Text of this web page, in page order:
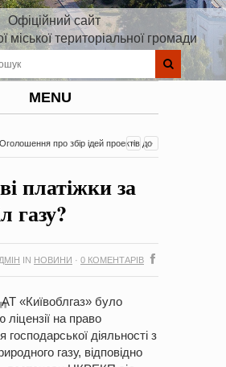
Офіційний сайт
міської територіальної громади
MENU
Оголошення про збір ідей проектів до
– 2020 роки Оголошення про збір ідей
платіжки за
газу?
IN НОВИНИ · 0 КОМЕНТАРІВ
«Київоблгаз» було
ліцензії на право
господарської діяльності з
газу, відповідно